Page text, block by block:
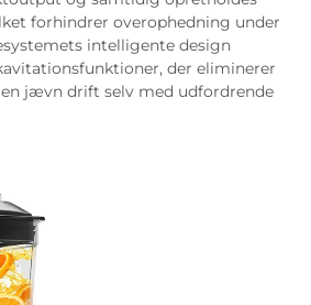
forhindrer overophedning under
intelligente design
der eliminerer
jævn drift selv med udfordrende